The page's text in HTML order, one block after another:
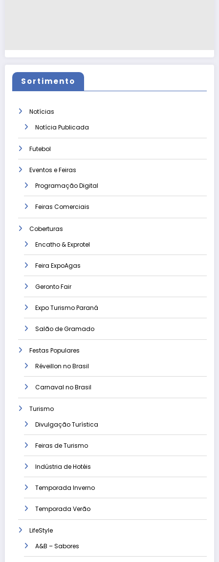
Sortimento
Notícias
Notícia Publicada
Futebol
Eventos e Feiras
Programação Digital
Feiras Comerciais
Coberturas
Encatho & Exprotel
Feira ExpoAgas
Geronto Fair
Expo Turismo Paraná
Salão de Gramado
Festas Populares
Réveillon no Brasil
Carnaval no Brasil
Turismo
Divulgação Turística
Feiras de Turismo
Indústria de Hotéis
Temporada Inverno
Temporada Verão
LifeStyle
A&B – Sabores